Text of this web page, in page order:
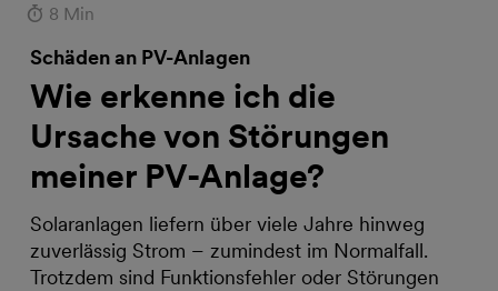
8 Min
Schäden an PV-Anlagen
Wie erkenne ich die
Ursache von Störungen
meiner PV-Anlage?
Solaranlagen liefern über viele Jahre hinweg
zuverlässig Strom – zumindest im Normalfall.
Trotzdem sind Funktionsfehler oder Störungen